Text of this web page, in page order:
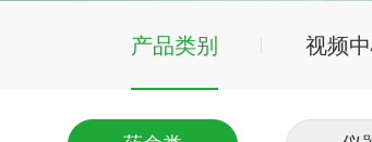
产品类别 视频